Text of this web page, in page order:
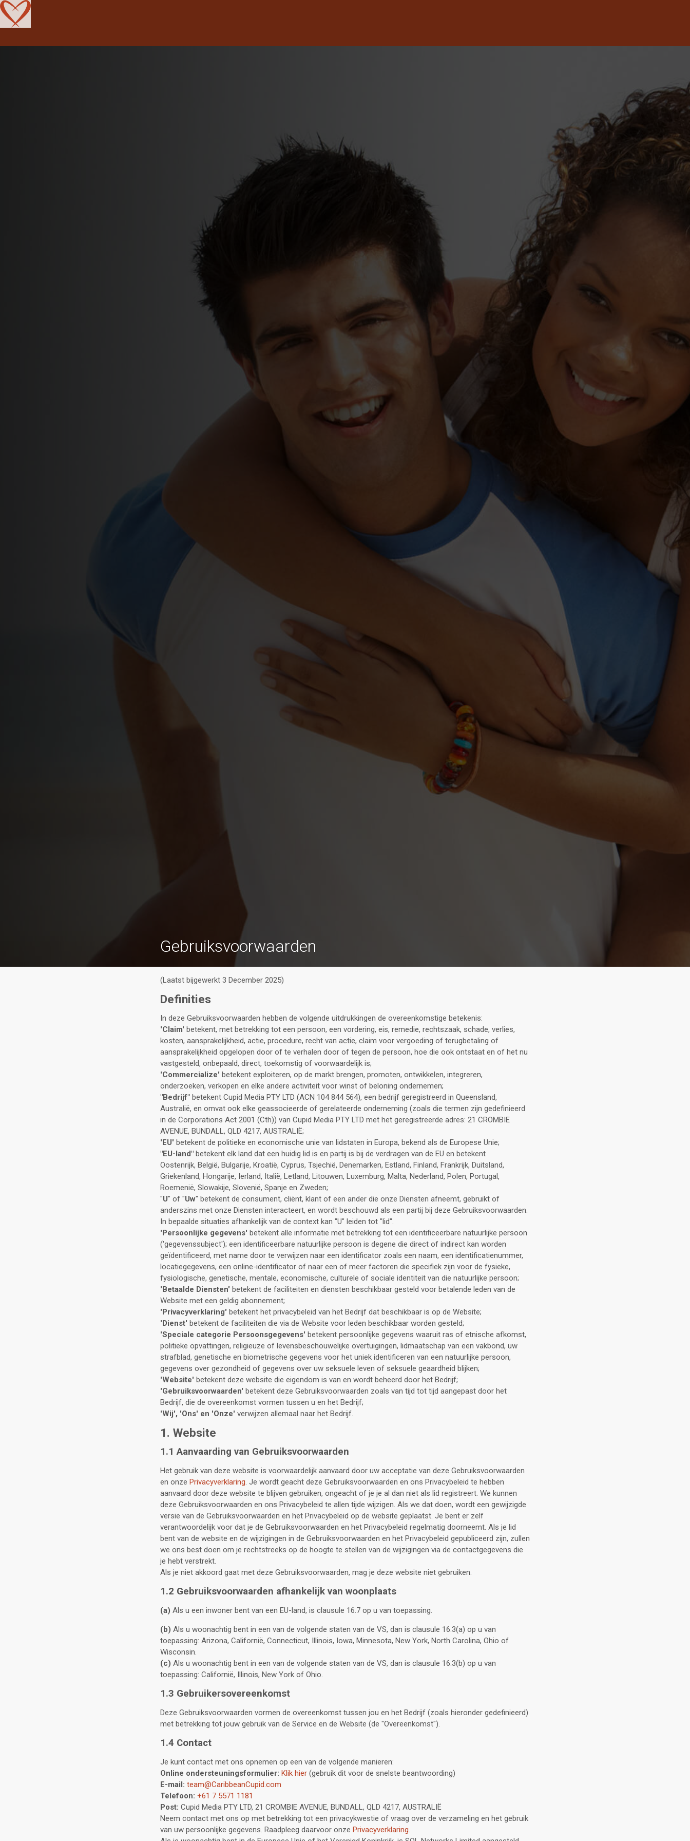
Gebruiksvoorwaarden
(Laatst bijgewerkt 3 December 2025)
Definities
In deze Gebruiksvoorwaarden hebben de volgende uitdrukkingen de overeenkomstige betekenis:
'Claim' betekent, met betrekking tot een persoon, een vordering, eis, remedie, rechtszaak, schade, verlies,
kosten, aansprakelijkheid, actie, procedure, recht van actie, claim voor vergoeding of terugbetaling of
aansprakelijkheid opgelopen door of te verhalen door of tegen de persoon, hoe die ook ontstaat en of het nu
vastgesteld, onbepaald, direct, toekomstig of voorwaardelijk is;
'Commercialize' betekent exploiteren, op de markt brengen, promoten, ontwikkelen, integreren,
onderzoeken, verkopen en elke andere activiteit voor winst of beloning ondernemen;
"Bedrijf" betekent Cupid Media PTY LTD (ACN 104 844 564), een bedrijf geregistreerd in Queensland,
Australië, en omvat ook elke geassocieerde of gerelateerde onderneming (zoals die termen zijn gedefinieerd
in de Corporations Act 2001 (Cth)) van Cupid Media PTY LTD met het geregistreerde adres: 21 CROMBIE
AVENUE, BUNDALL, QLD 4217, AUSTRALIË;
'EU' betekent de politieke en economische unie van lidstaten in Europa, bekend als de Europese Unie;
"EU-land" betekent elk land dat een huidig lid is en partij is bij de verdragen van de EU en betekent
Oostenrijk, België, Bulgarije, Kroatië, Cyprus, Tsjechië, Denemarken, Estland, Finland, Frankrijk, Duitsland,
Griekenland, Hongarije, Ierland, Italië, Letland, Litouwen, Luxemburg, Malta, Nederland, Polen, Portugal,
Roemenië, Slowakije, Slovenië, Spanje en Zweden;
"U" of "Uw" betekent de consument, cliënt, klant of een ander die onze Diensten afneemt, gebruikt of
anderszins met onze Diensten interacteert, en wordt beschouwd als een partij bij deze Gebruiksvoorwaarden.
In bepaalde situaties afhankelijk van de context kan "U" leiden tot "lid".
'Persoonlijke gegevens' betekent alle informatie met betrekking tot een identificeerbare natuurlijke persoon
('gegevenssubject'); een identificeerbare natuurlijke persoon is degene die direct of indirect kan worden
geïdentificeerd, met name door te verwijzen naar een identificator zoals een naam, een identificatienummer,
locatiegegevens, een online-identificator of naar een of meer factoren die specifiek zijn voor de fysieke,
fysiologische, genetische, mentale, economische, culturele of sociale identiteit van die natuurlijke persoon;
'Betaalde Diensten' betekent de faciliteiten en diensten beschikbaar gesteld voor betalende leden van de
Website met een geldig abonnement;
'Privacyverklaring' betekent het privacybeleid van het Bedrijf dat beschikbaar is op de Website;
'Dienst' betekent de faciliteiten die via de Website voor leden beschikbaar worden gesteld;
'Speciale categorie Persoonsgegevens' betekent persoonlijke gegevens waaruit ras of etnische afkomst,
politieke opvattingen, religieuze of levensbeschouwelijke overtuigingen, lidmaatschap van een vakbond, uw
strafblad, genetische en biometrische gegevens voor het uniek identificeren van een natuurlijke persoon,
gegevens over gezondheid of gegevens over uw seksuele leven of seksuele geaardheid blijken;
'Website' betekent deze website die eigendom is van en wordt beheerd door het Bedrijf;
'Gebruiksvoorwaarden' betekent deze Gebruiksvoorwaarden zoals van tijd tot tijd aangepast door het
Bedrijf, die de overeenkomst vormen tussen u en het Bedrijf;
'Wij', 'Ons' en 'Onze' verwijzen allemaal naar het Bedrijf.
1. Website
1.1 Aanvaarding van Gebruiksvoorwaarden
Het gebruik van deze website is voorwaardelijk aanvaard door uw acceptatie van deze Gebruiksvoorwaarden
en onze Privacyverklaring. Je wordt geacht deze Gebruiksvoorwaarden en ons Privacybeleid te hebben
aanvaard door deze website te blijven gebruiken, ongeacht of je je al dan niet als lid registreert. We kunnen
deze Gebruiksvoorwaarden en ons Privacybeleid te allen tijde wijzigen. Als we dat doen, wordt een gewijzigde
versie van de Gebruiksvoorwaarden en het Privacybeleid op de website geplaatst. Je bent er zelf
verantwoordelijk voor dat je de Gebruiksvoorwaarden en het Privacybeleid regelmatig doorneemt. Als je lid
bent van de website en de wijzigingen in de Gebruiksvoorwaarden en het Privacybeleid gepubliceerd zijn, zullen
we ons best doen om je rechtstreeks op de hoogte te stellen van de wijzigingen via de contactgegevens die
je hebt verstrekt.
Als je niet akkoord gaat met deze Gebruiksvoorwaarden, mag je deze website niet gebruiken.
1.2 Gebruiksvoorwaarden afhankelijk van woonplaats
(a) Als u een inwoner bent van een EU-land, is clausule 16.7 op u van toepassing.
(b) Als u woonachtig bent in een van de volgende staten van de VS, dan is clausule 16.3(a) op u van
toepassing: Arizona, Californië, Connecticut, Illinois, Iowa, Minnesota, New York, North Carolina, Ohio of
Wisconsin.
(c) Als u woonachtig bent in een van de volgende staten van de VS, dan is clausule 16.3(b) op u van
toepassing: Californië, Illinois, New York of Ohio.
1.3 Gebruikersovereenkomst
Deze Gebruiksvoorwaarden vormen de overeenkomst tussen jou en het Bedrijf (zoals hieronder gedefinieerd)
met betrekking tot jouw gebruik van de Service en de Website (de "Overeenkomst").
1.4 Contact
Je kunt contact met ons opnemen op een van de volgende manieren:
Online ondersteuningsformulier: Klik hier (gebruik dit voor de snelste beantwoording)
E-mail: team@CaribbeanCupid.com
Telefoon: +61 7 5571 1181
Post: Cupid Media PTY LTD, 21 CROMBIE AVENUE, BUNDALL, QLD 4217, AUSTRALIË
Neem contact met ons op met betrekking tot een privacykwestie of vraag over de verzameling en het gebruik
van uw persoonlijke gegevens. Raadpleeg daarvoor onze Privacyverklaring.